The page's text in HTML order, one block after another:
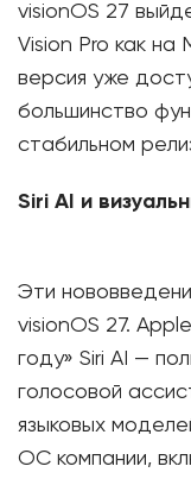
visionOS 27
Vision Pro как на
версия уже
большинство
стабильном
Siri AI и
Эти
visionOS 27.
году» Siri AI —
голосовой
языковых
ОС компании,